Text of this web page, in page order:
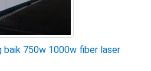
baik 750w 1000w fiber laser